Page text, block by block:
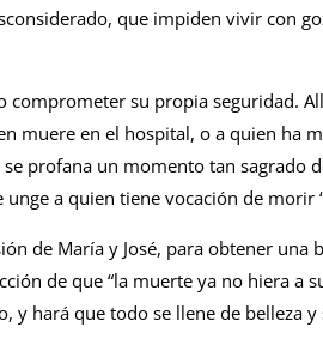
que impiden vivir con
comprometer su propia seguridad.
muere en el hospital, o a quien ha
profana un momento tan sagrado
a quien tiene vocación de morir
de María y José, para obtener una
de que “la muerte ya no hiera a
y hará que todo se llene de belleza y